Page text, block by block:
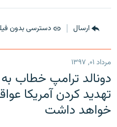
ارسال دسترسی بدون
مرداد ۰۱, ۱۳۹۷
دونالد ترامپ خطاب
تهدید کردن آمریکا
خواهد داشت